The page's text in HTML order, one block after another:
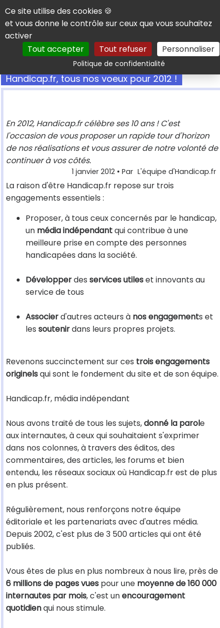
Panneau de gestion des cookies
Ce site utilise des cookies 🍪
et vous donne le contrôle sur ceux que vous souhaitez
activer
Tout accepter
Tout refuser Personnaliser
Politique de confidentialitéRechercher
Handicap.fr, tous nos voeux pour 2012 !
En 2012, Handicap.fr célèbre ses 10 ans ! C'est
l'occasion de vous proposer un rapide tour d'horizon
de nos réalisations et vous assurer de notre volonté de
continuer à vos côtés.
1 janvier 2012 • Par L'équipe d'Handicap.fr
La raison d'être Handicap.fr repose sur trois
engagements essentiels :
Proposer, à tous ceux concernés par le handicap,
un média indépendantqui contribue à une
meilleure prise en compte des personnes
handicapées dans la société.
Développerdes servicesutileset innovants au
service de tous
Associerd'autres acteurs à nos engagements et
les soutenirdans leurs propres projets.
Revenons succinctement sur ces trois engagements
originelsqui sont le fondement du site et de son équipe.
Handicap.fr, média indépendant
Nous avons traité de tous les sujets,donné la parole
aux internautes, à ceux qui souhaitaient s'exprimer
dans nos colonnes, à travers des éditos, des
commentaires, des articles, les forums et bien
entendu, les réseaux sociaux où Handicap.fr est de plus
en plus présent.
Régulièrement, nous renforçons notre équipe
éditoriale et les partenariats avec d'autres média.
Depuis 2002, c'est plus de 3 500 articles qui ont été
publiés.
Vous êtes de plus en plus nombreux à nous lire, près de
6 millions de pages vues pour une moyenne de 160 000
internautes par mois, c'est unencouragement
quotidienqui nous stimule.